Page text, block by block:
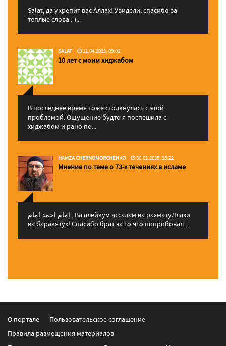
Salat, да укрепит вас Аллаx! Увидели, спасибо за
теплые слова :-)...
SALAT 11.04.2025, 09:02
10 лет с моим хиджабом
В последнее время тоже столкнулась с этой
проблемой. Ощущение будто я поспешила с
хиджабом и рано по...
HAMZA CHERNOMORCHENKO 30.01.2025, 15:22
Мнение по теме о 73-х течениях в исламе
إمام احمد إمام , Ва алейкум ассалам ва рахматуЛлахи
ва баракятух! Спасибо брат за то что попробовал ...
О портале
Пользовательское соглашение
Правила размещения материалов